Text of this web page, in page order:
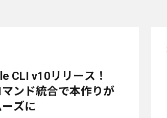
CLI v10リリース！
ンド統合で本作りが
ズに